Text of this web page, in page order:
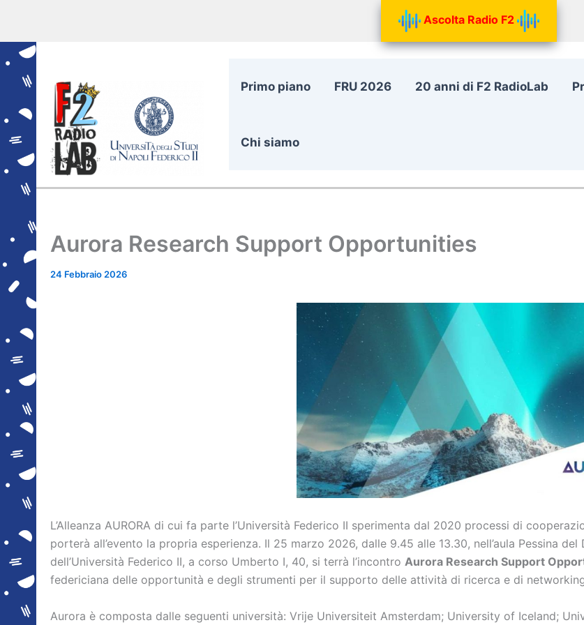
Ascolta Radio F2
contenuto
Primo piano FRU 2026 20 anni di F2 RadioLab
Chi siamo
Aurora Research Support Opportunities
24 Febbraio 2026
L’Alleanza AURORA di cui fa parte l’Università Federico II sperimenta dal 2020 processi di
porterà all’evento la propria esperienza. Il 25 marzo 2026, dalle 9.45 alle 13.30, nell’aula Pessina
dell’Università Federico II, a corso Umberto I, 40, si terrà l’incontro Aurora Research Support
federiciana delle opportunità e degli strumenti per il supporto delle attività di ricerca e di
Aurora è composta dalle seguenti università: Vrije Universiteit Amsterdam; University of Iceland;